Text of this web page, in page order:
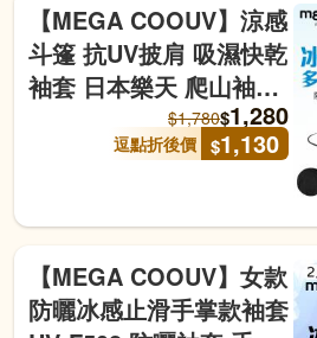
【MEGA COOUV】涼感
斗篷 抗UV披肩 吸濕快乾
袖套 日本樂天 爬山袖套
冰肌袖套 素色防曬袖套
$1,780$1,280
逗點折後價 $1,130
【MEGA COOUV】女款
防曬冰感止滑手掌款袖套